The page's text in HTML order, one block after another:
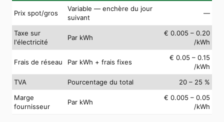
Prix spot/gros
Variable — enchère du jour
suivant
—
Taxe sur
l'électricité
Par kWh
€ 0.005 – 0.20
/kWh
Frais de réseau Par kWh + frais fixes
€ 0.05 – 0.15
/kWh
TVA
Pourcentage du total
20 – 25 %
Marge
fournisseur
Par kWh
€ 0.005 – 0.05
/kWh